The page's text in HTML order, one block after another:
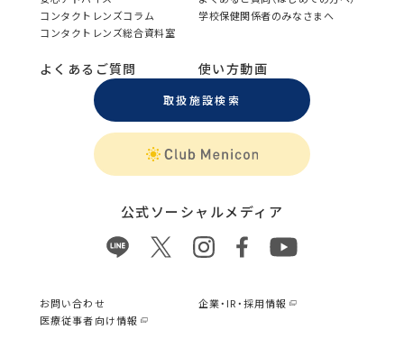
コンタクトレンズコラム
学校保健関係者のみなさまへ
コンタクトレンズ総合資料室
よくあるご質問 使い方動画
取扱施設検索
公式ソーシャルメディア
お問い合わせ
企業・IR・採用情報
医療従事者向け情報